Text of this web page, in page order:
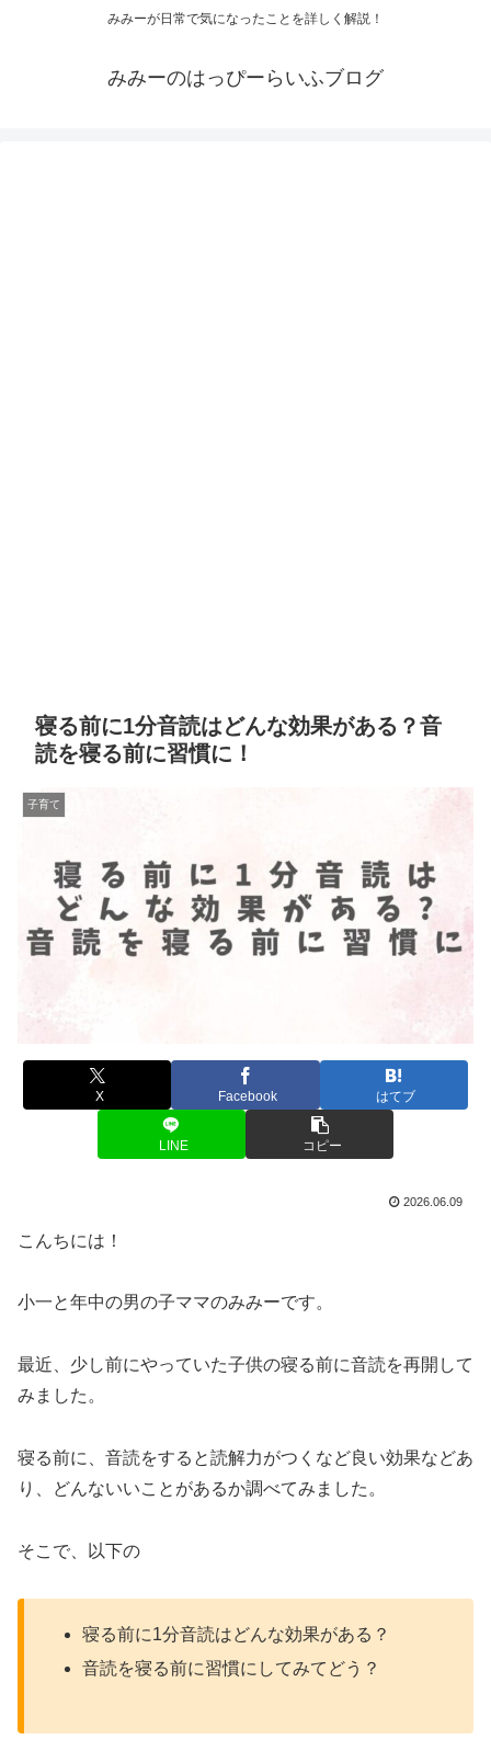
みみーが日常で気になったことを詳しく解説！
みみーのはっぴーらいふブログ
寝る前に1分音読はどんな効果がある？音
読を寝る前に習慣に！
子育て
X Facebook はてブ
LINE コピー
2026.06.09
こんちには！
小一と年中の男の子ママのみみーです。
最近、少し前にやっていた子供の寝る前に音読を再開して
みました。
寝る前に、音読をすると読解力がつくなど良い効果などあ
り、どんないいことがあるか調べてみました。
そこで、以下の
寝る前に1分音読はどんな効果がある？
音読を寝る前に習慣にしてみてどう？